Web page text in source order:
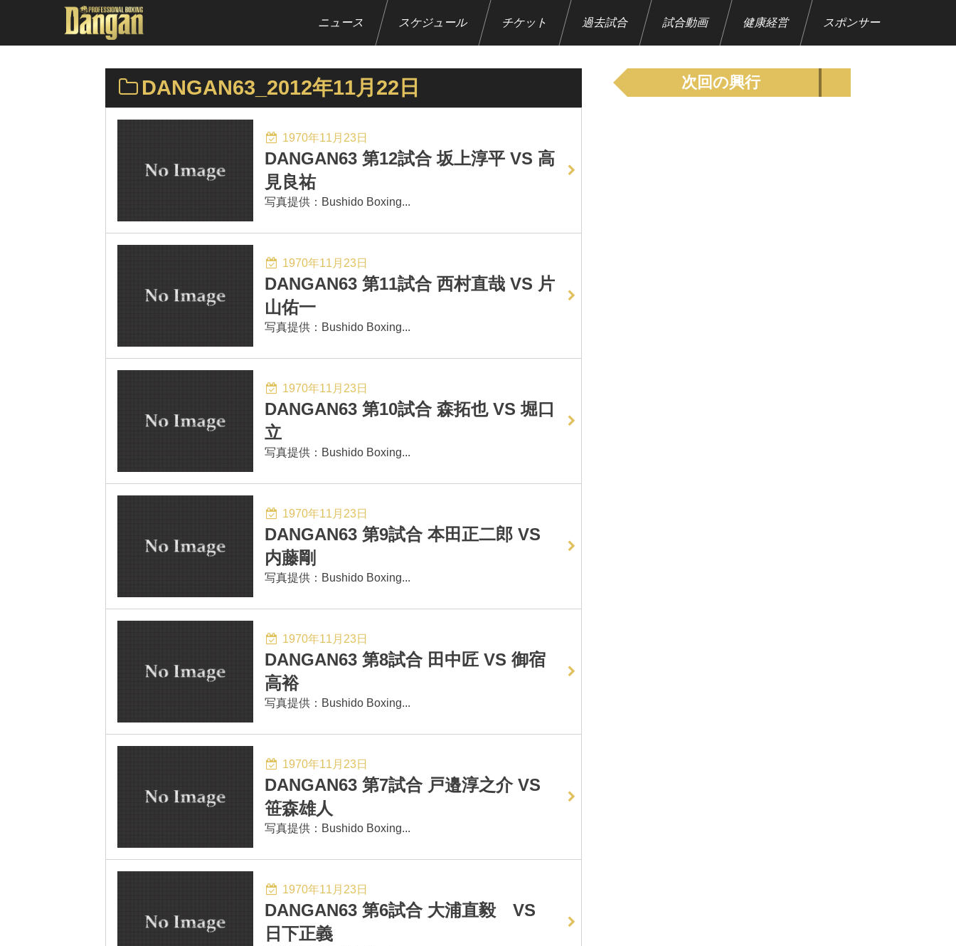
ニュース スケジュール チケット 過去試合 試合動画 健康経営 スポンサー
DANGAN63_2012年11月22日
1970年11月23日
DANGAN63 第12試合 坂上淳平 VS 高
見良祐
写真提供：Bushido Boxing...
1970年11月23日
DANGAN63 第11試合 西村直哉 VS 片
山佑一
写真提供：Bushido Boxing...
1970年11月23日
DANGAN63 第10試合 森拓也 VS 堀口
立
写真提供：Bushido Boxing...
1970年11月23日
DANGAN63 第9試合 本田正二郎 VS
内藤剛
写真提供：Bushido Boxing...
1970年11月23日
DANGAN63 第8試合 田中匠 VS 御宿
高裕
写真提供：Bushido Boxing...
1970年11月23日
DANGAN63 第7試合 戸邉淳之介 VS
笹森雄人
写真提供：Bushido Boxing...
1970年11月23日
DANGAN63 第6試合 大浦直毅 VS
日下正義
次回の興行